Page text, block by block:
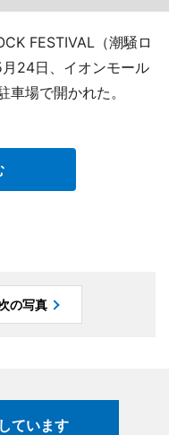
FESTIVAL（潮騒ロ
24日、イオンモール
場で開かれた。
の写真
ています